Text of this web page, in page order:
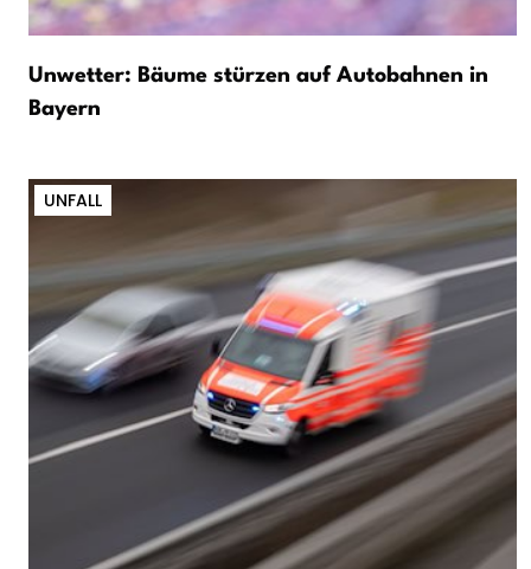
Unwetter: Bäume stürzen auf Autobahnen in
Bayern
UNFALL